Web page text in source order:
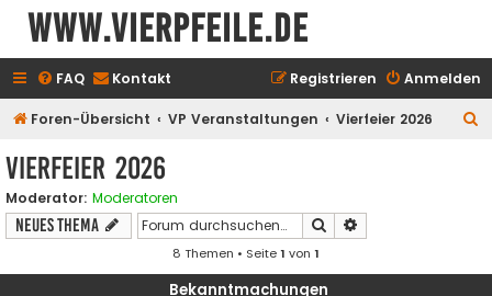
www.vierpfeile.de
FAQ Kontakt Anmelden
Registrieren
Foren-Übersicht VP Veranstaltungen Vierfeier 2026
Vierfeier 2026
Moderator: Moderatoren
Neues Thema Suche
8 Themen • Seite1 von 1
Bekanntmachungen